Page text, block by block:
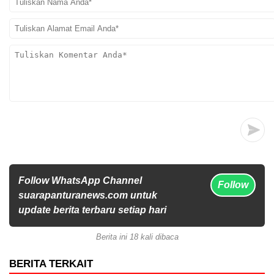
Follow WhatsApp Channel
suarapanturanews.com untuk
update berita terbaru setiap hari
Follow
Berita ini 18 kali dibaca
BERITA TERKAIT